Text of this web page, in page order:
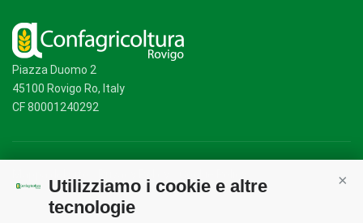
Utilizziamo i cookie e altre
tecnologie
Piazza Duomo 2
45100 Rovigo Ro, Italy
CF 80001240292